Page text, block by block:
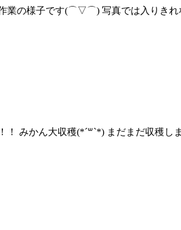
業の様子です(⌒▽⌒) 写真では入りきれ
みかん大収穫(*´꒳`*) まだまだ収穫